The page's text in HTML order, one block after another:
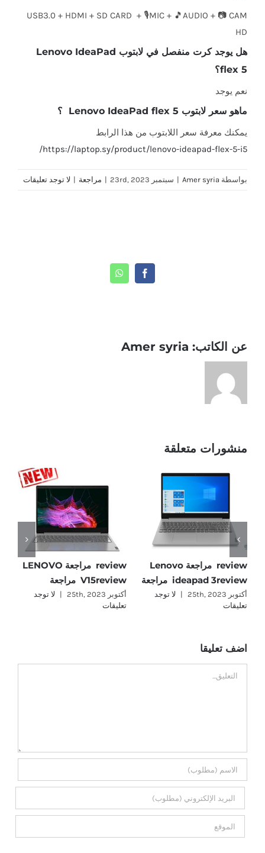
USB3.0 + HDMI + SD CARD + 🎙️MIC + 🎵AUDIO + 📷 CAM
HD
هل يوجد كرت منفصل في لابتوب Lenovo IdeaPad
flex 5؟
نعم يوجد
ماهو سعر لابتوب Lenovo IdeaPad flex 5 ؟
يمكنك معرفة سعر اللابتوب من هذا الرابط
https://laptop.sy/product/lenovo-ideapad-flex-5-i5/
بواسطة Amer syria
| سبتمبر 23rd, 2023 | مراجعة | لا توجد تعليقات
Facebook
WhatsApp
عن الكاتب: Amer syria
منشورات متعلقة
review مراجعة Lenovo
ideapad 3review مراجعة
أكتوبر 25th, 2023 |
لا توجد
تعليقات
review مراجعة LENOVO
V15review مراجعة
أكتوبر 25th, 2023 |
لا توجد
تعليقات
اضف تعليقا
تعليق